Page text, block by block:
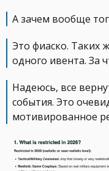
А зачем вообще
Это фиаско. Таких
одного ивента. За
Надеюсь, все
события. Это
мотивированное